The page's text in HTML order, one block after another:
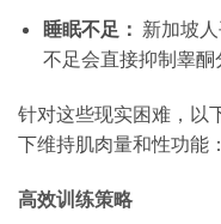
睡眠不足： 新加坡
不足会直接抑制睾酮
针对这些现实困难，以
下维持肌肉量和性功能：
高效训练策略